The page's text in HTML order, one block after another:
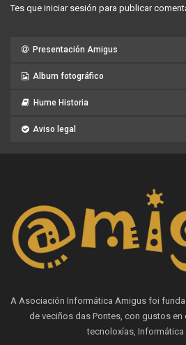
Tes que iniciar sesión para publicar
Presentación Amigus
Album fotográfico
Hume Historia
Aviso legal
A Asociación Informática Amigus foi
de veciños das Pontes, con gustos
tecnoloxías, Informática